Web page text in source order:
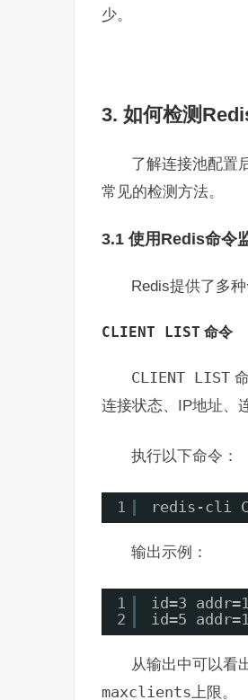
少。
3. 如何检测
了解连接池配置
常见的检测方法。
3.1 使用Redis命令
Redis提供了多
CLIENT LIST 命令
CLIENT LIST
连接状态、IP地址、
执行以下命令：
1 redis-cli
输出示例：
1
2
id=3
id=5
从输出中可以看
maxclients 上限。